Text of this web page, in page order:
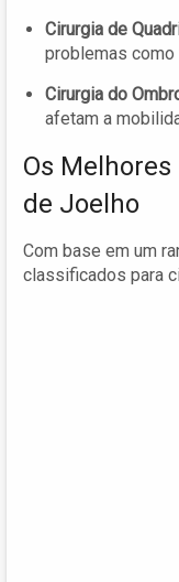
Cirurgia de
problemas como
Cirurgia do
afetam a
Os
de Joelho
Com base em um
classificados para